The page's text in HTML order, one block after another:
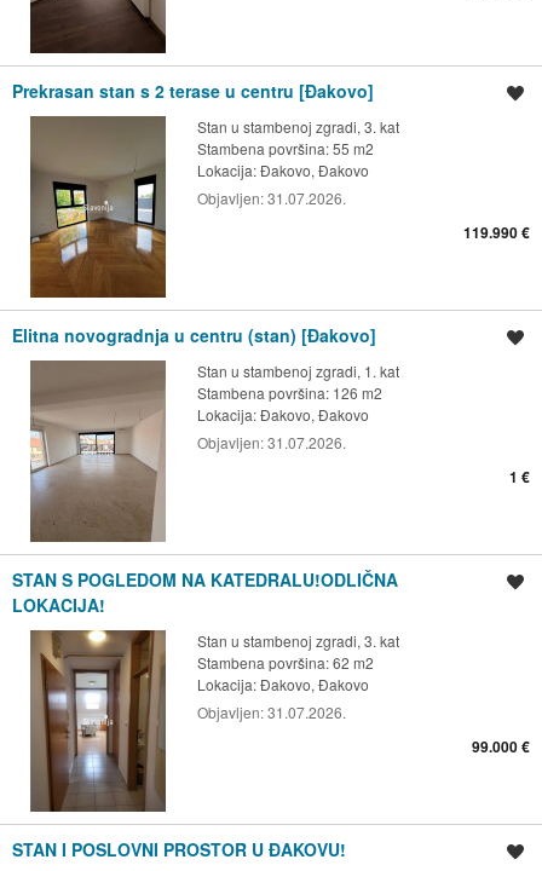
Prekrasan stan s 2 terase u centru [Đakovo]
Stan u stambenoj zgradi, 3. kat
Stambena površina: 55 m2
Lokacija:Đakovo, Đakovo
Objavljen:31.07.2026.
119.990 €
Elitna novogradnja u centru (stan) [Đakovo]
Stan u stambenoj zgradi, 1. kat
Stambena površina: 126 m2
Lokacija:Đakovo, Đakovo
Objavljen:31.07.2026.
1 €
STAN S POGLEDOM NA KATEDRALU!ODLIČNA
LOKACIJA!
Stan u stambenoj zgradi, 3. kat
Stambena površina: 62 m2
Lokacija:Đakovo, Đakovo
Objavljen:31.07.2026.
99.000 €
STAN I POSLOVNI PROSTOR U ĐAKOVU!